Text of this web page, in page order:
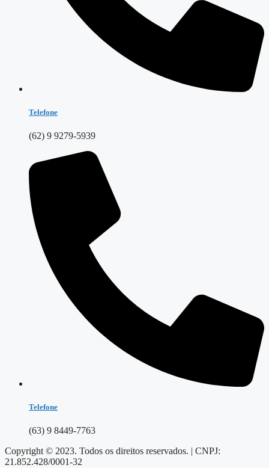
Telefone
(62) 9 9279-5939
Telefone
(63) 9 8449-7763
Copyright © 2023. Todos os direitos reservados. | CNPJ:
21.852.428/0001-32